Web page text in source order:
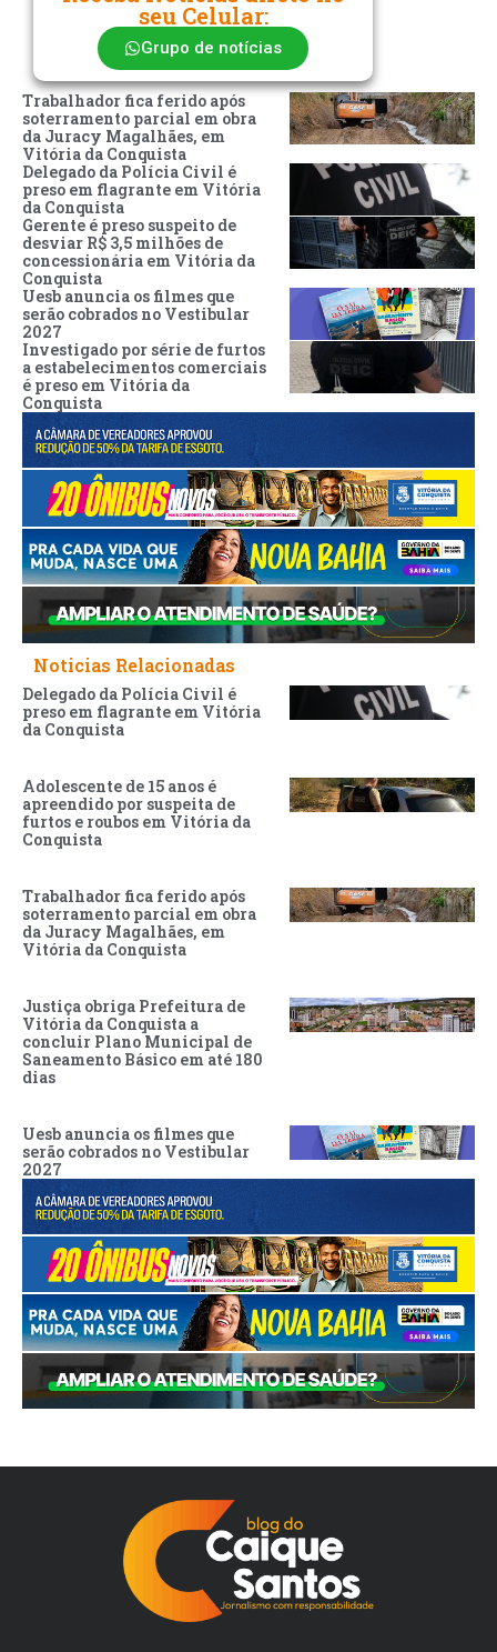
seu Celular:
Grupo de notícias
Trabalhador fica ferido após
soterramento parcial em obra
da Juracy Magalhães, em
Vitória da Conquista
Delegado da Polícia Civil é
preso em flagrante em Vitória
da Conquista
Gerente é preso suspeito de
desviar R$ 3,5 milhões de
concessionária em Vitória da
Conquista
Uesb anuncia os filmes que
serão cobrados no Vestibular
2027
Investigado por série de furtos
a estabelecimentos comerciais
é preso em Vitória da
Conquista
Noticias Relacionadas
Delegado da Polícia Civil é
preso em flagrante em Vitória
da Conquista
Adolescente de 15 anos é
apreendido por suspeita de
furtos e roubos em Vitória da
Conquista
Trabalhador fica ferido após
soterramento parcial em obra
da Juracy Magalhães, em
Vitória da Conquista
Justiça obriga Prefeitura de
Vitória da Conquista a
concluir Plano Municipal de
Saneamento Básico em até 180
dias
Uesb anuncia os filmes que
serão cobrados no Vestibular
2027